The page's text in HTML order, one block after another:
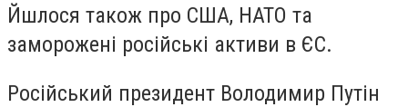
Йшлося також про США, НАТО та
заморожені російські активи в ЄС.
Російський президент Володимир Путін